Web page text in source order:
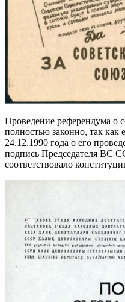
Проведение референдума
полностью законно, так как
24.12.1990 года о его
подпись Председателя ВС
соответствовало